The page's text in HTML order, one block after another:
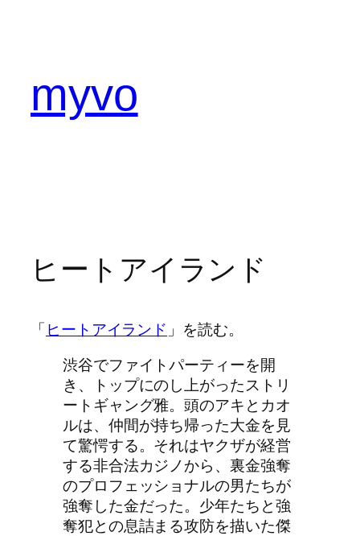
myvo
ヒートアイランド
「 ヒートアイランド 」を読む。
渋谷でファイトパーティーを開
き、トップにのし上がったストリ
ートギャング雅。頭のアキとカオ
ルは、仲間が持ち帰った大金を見
て驚愕する。それはヤクザが経営
する非合法カジノから、裏金強奪
のプロフェッショナルの男たちが
強奪した金だった。少年たちと強
奪犯との息詰まる攻防を描いた傑